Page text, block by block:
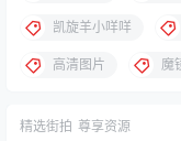
凯旋羊小咩咩
高清图片 魔
精选街拍 尊享资源